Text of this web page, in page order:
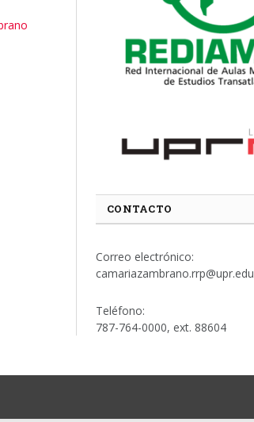
CONTACTO
Correo electrónico:
camariazambrano.rrp@upr.edu
Teléfono:
787-764-0000, ext. 88604